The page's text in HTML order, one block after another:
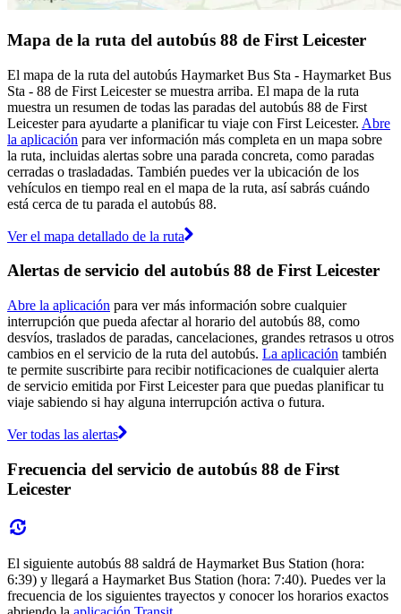
Mapa de la ruta del autobús 88 de First Leicester
El mapa de la ruta del autobús Haymarket Bus Sta - Haymarket Bus
Sta - 88 de First Leicester se muestra arriba. El mapa de la ruta
muestra un resumen de todas las paradas del autobús 88 de First
Leicester para ayudarte a planificar tu viaje con First Leicester. Abre
la aplicación para ver información más completa en un mapa sobre
la ruta, incluidas alertas sobre una parada concreta, como paradas
cerradas o trasladadas. También puedes ver la ubicación de los
vehículos en tiempo real en el mapa de la ruta, así sabrás cuándo
está cerca de tu parada el autobús 88.
Ver el mapa detallado de la ruta
Alertas de servicio del autobús 88 de First Leicester
Abre la aplicación para ver más información sobre cualquier
interrupción que pueda afectar al horario del autobús 88, como
desvíos, traslados de paradas, cancelaciones, grandes retrasos u otros
cambios en el servicio de la ruta del autobús. La aplicación también
te permite suscribirte para recibir notificaciones de cualquier alerta
de servicio emitida por First Leicester para que puedas planificar tu
viaje sabiendo si hay alguna interrupción activa o futura.
Ver todas las alertas
Frecuencia del servicio de autobús 88 de First
Leicester
El siguiente autobús 88 saldrá de Haymarket Bus Station (hora:
6:39) y llegará a Haymarket Bus Station (hora: 7:40). Puedes ver la
frecuencia de los siguientes trayectos y conocer los horarios exactos